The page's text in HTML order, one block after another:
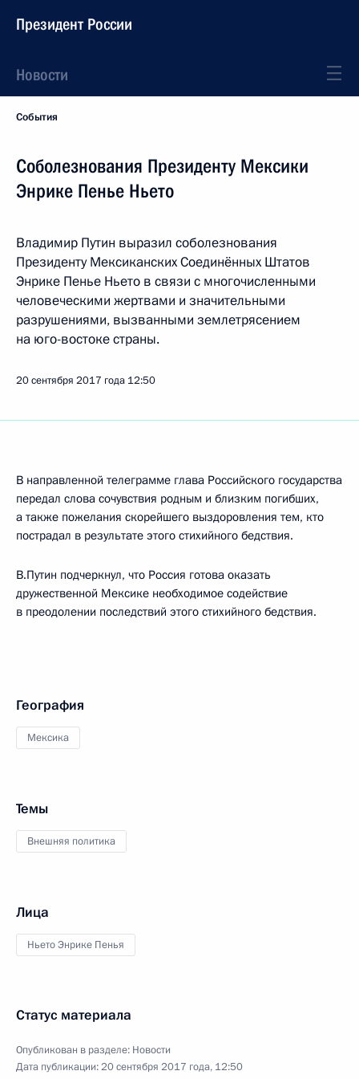
Президент России
Новости
События
Соболезнования Президенту Мексики
Энрике Пенье Ньето
Владимир Путин выразил соболезнования
Президенту Мексиканских Соединённых Штатов
Энрике Пенье Ньето в связи с многочисленными
человеческими жертвами и значительными
разрушениями, вызванными землетрясением
на юго-востоке страны.
20 сентября 2017 года 12:50
В направленной телеграмме глава Российского государства
передал слова сочувствия родным и близким погибших,
а также пожелания скорейшего выздоровления тем, кто
пострадал в результате этого стихийного бедствия.
В.Путин подчеркнул, что Россия готова оказать
дружественной Мексике необходимое содействие
в преодолении последствий этого стихийного бедствия.
География
Мексика
Темы
Внешняя политика
Лица
Ньето Энрике Пенья
Статус материала
Опубликован в разделе: Новости
Дата публикации:20 сентября 2017 года, 12:50